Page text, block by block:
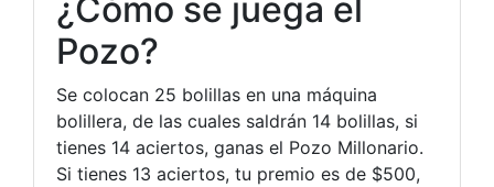
¿Cómo se juega el
Pozo?
Se colocan 25 bolillas en una máquina
bolillera, de las cuales saldrán 14 bolillas, si
tienes 14 aciertos, ganas el Pozo Millonario.
Si tienes 13 aciertos, tu premio es de $500,